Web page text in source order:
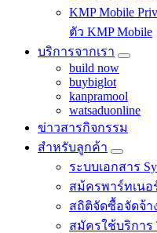
KMP Mobile
ตัว KMP Mobile
บริการจากเรา
build now
buybiglot
kanpramool
watsaduonline
ข่าวสารกิจกรรม
สำหรับลูกค้า
ระบบเอกสาร
สม้ครพาร์ทเนอ
สถิติจัดซื้อจัดจ้า
สมัครใช้บริการ